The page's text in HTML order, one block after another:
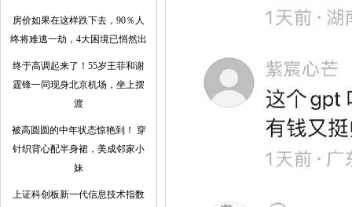
房价如果在这样跌下去，90％人
终将难逃一劫，4大困境已悄然出
终于高调起来了！55岁王菲和谢
霆锋一同现身北京机场，坐上摆
渡
被高圆圆的中年状态惊艳到！ 穿
针织背心配半身裙，美成邻家小
妹
上证科创板新一代信息技术指数